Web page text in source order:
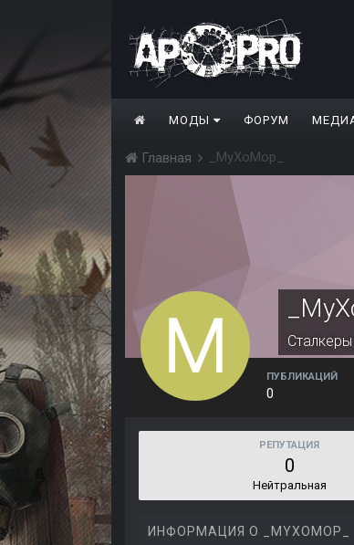
МОДЫ ФОРУМ
Главная _MyXoMop_
Сталкеры
ПУБЛИКАЦИЙ
0
РЕПУТАЦИЯ
0
Нейтральная
ИНФОРМАЦИЯ О _MYXOMOP_